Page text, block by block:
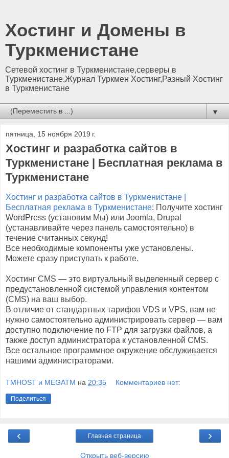
Хостинг и Домены в
Туркменистане
Сетевой хостинг в Туркменистане,серверы в
Туркменистане,Журнал Туркмен Хостинг,Разный Хостинг
в Туркменистане
▼
пятница, 15 ноября 2019 г.
Хостинг и разработка сайтов в
Туркменистане | Бесплатная реклама в
Туркменистане
Хостинг и разработка сайтов в Туркменистане |
Бесплатная реклама в Туркменистане: Получите хостинг
WordPress (установим Мы) или Joomla, Drupal
(устанавливайте через панель самостоятельно) в
течение считанных секунд!
Все необходимые компоненты уже установлены.
Можете сразу приступать к работе.
Хостинг CMS — это виртуальный выделенный сервер с
предустановленной системой управления контентом
(CMS) на ваш выбор.
В отличие от стандартных тарифов VDS и VPS, вам не
нужно самостоятельно администрировать сервер — вам
доступно подключение по FTP для загрузки файлов, а
также доступ администратора к установленной CMS.
Все остальное программное окружение обслуживается
нашими администраторами.
TMHOST и MEGATM на 20:35 Комментариев нет:
Поделиться
‹ ›
Главная страница
Открыть веб-версию